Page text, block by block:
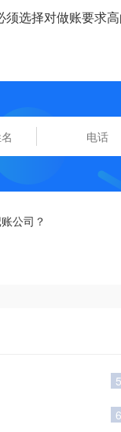
选择对做账要求
公司？
5
6